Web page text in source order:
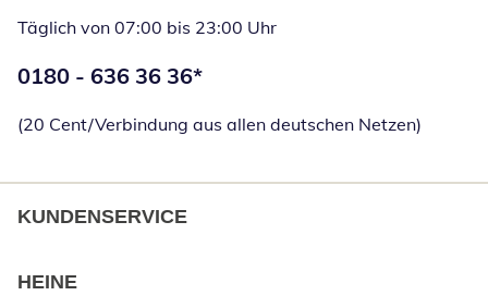
Täglich von 07:00 bis 23:00 Uhr
Telefonnummer:
0180 - 636 36 36*
(20 Cent/Verbindung aus allen deutschen Netzen)
KUNDENSERVICE
HEINE